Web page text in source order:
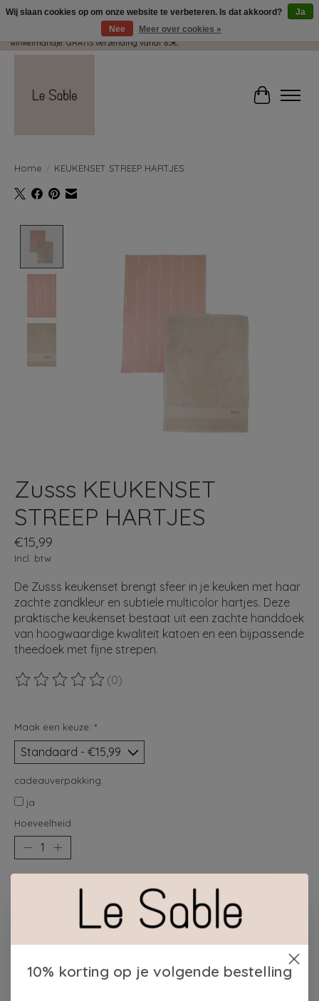
Wij pakken met plezier jouw kadootjes GRATIS in! Duid dit zeker aan in je
winkelmandje. GRATIS verzending vanaf 65€.
Home KEUKENSET STREEP HARTJES
Zusss KEUKENSET
STREEP HARTJES
€15,99
Incl. btw
De Zusss keukenset brengt sfeer in je keuken met haar
zachte zandkleur en subtiele multicolor hartjes. Deze
praktische keukenset bestaat uit een zachte handdoek
van hoogwaardige kwaliteit katoen en een bijpassende
theedoek met fijne strepen.
De beoordeling van dit product is
(0)
Maak een keuze: *
cadeauverpakking:
ja
Hoeveelheid:
Toevoegen aan winkelwagen
Plaats bestelling
Toevoegen om te vergelijken
Wij slaan cookies op om onze website te verbeteren. Is dat akkoord?
Ja
Nee
Meer over cookies »
10% korting op je volgende bestelling